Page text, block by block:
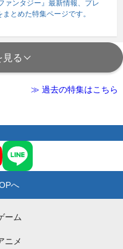
ァンタジー』最新情報、プレ
とめた特集ページです。
見る
≫ 過去の特集はこちら
へ
ーム
ニメ